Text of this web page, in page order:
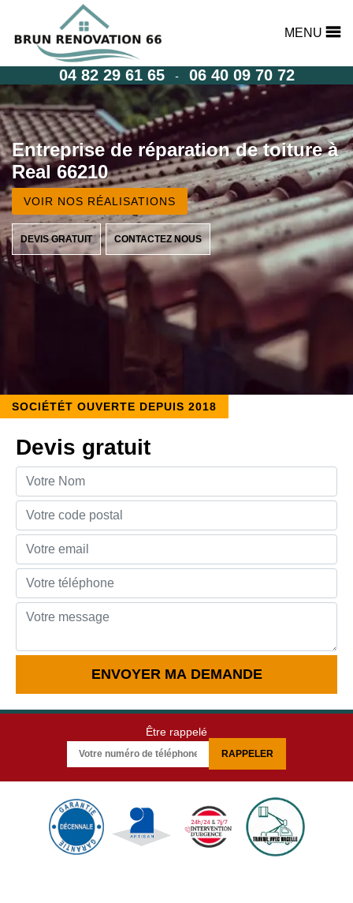
MENU
04 82 29 61 65 - 06 40 09 70 72
Entreprise de réparation de toiture à
Real 66210
VOIR NOS RÉALISATIONS
DEVIS GRATUIT CONTACTEZ NOUS
SOCIÉTÉT OUVERTE DEPUIS 2018
Devis gratuit
Être rappelé